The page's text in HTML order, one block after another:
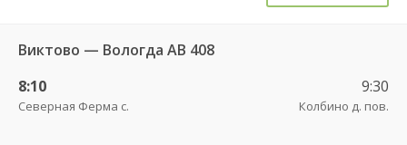
Виктово — Вологда АВ 408
8:10
Северная Ферма с.
9:30
Колбино д. пов.